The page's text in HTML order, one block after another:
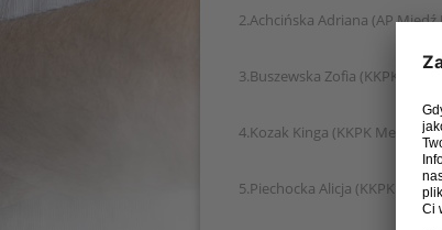
2.Achcińska Adriana (AP Miedź
3.Buszewska Zofia (KKPK
4.Kozak Kinga (KKPK Medyk
5.Piechocka Alicja (KKPK